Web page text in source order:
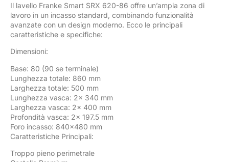
Il lavello Franke Smart SRX 620-86 offre un’ampia zona di
lavoro in un incasso standard, combinando funzionalità
avanzate con un design moderno. Ecco le principali
caratteristiche e specifiche:
Dimensioni:
Base: 80 (90 se terminale)
Lunghezza totale: 860 mm
Larghezza totale: 500 mm
Lunghezza vasca: 2x 340 mm
Larghezza vasca: 2x 400 mm
Profondità vasca: 2x 197.5 mm
Foro incasso: 840×480 mm
Caratteristiche Principali:
Troppo pieno perimetrale